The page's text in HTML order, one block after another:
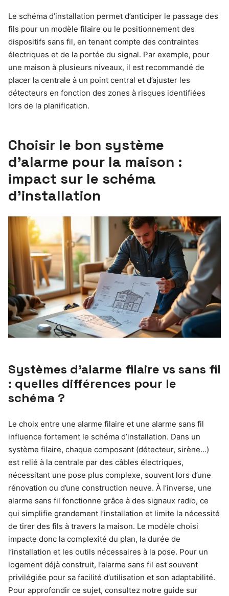
Le schéma d’installation permet d’anticiper le passage des
fils pour un modèle filaire ou le positionnement des
dispositifs sans fil, en tenant compte des contraintes
électriques et de la portée du signal. Par exemple, pour
une maison à plusieurs niveaux, il est recommandé de
placer la centrale à un point central et d’ajuster les
détecteurs en fonction des zones à risques identifiées
lors de la planification.
Choisir le bon système
d’alarme pour la maison :
impact sur le schéma
d’installation
Systèmes d’alarme filaire vs sans fil
: quelles différences pour le
schéma ?
Le choix entre une alarme filaire et une alarme sans fil
influence fortement le schéma d’installation. Dans un
système filaire, chaque composant (détecteur, sirène…)
est relié à la centrale par des câbles électriques,
nécessitant une pose plus complexe, souvent lors d’une
rénovation ou d’une construction neuve. À l’inverse, une
alarme sans fil fonctionne grâce à des signaux radio, ce
qui simplifie grandement l’installation et limite la nécessité
de tirer des fils à travers la maison. Le modèle choisi
impacte donc la complexité du plan, la durée de
l’installation et les outils nécessaires à la pose. Pour un
logement déjà construit, l’alarme sans fil est souvent
privilégiée pour sa facilité d’utilisation et son adaptabilité.
Pour approfondir ce sujet, consultez notre guide sur